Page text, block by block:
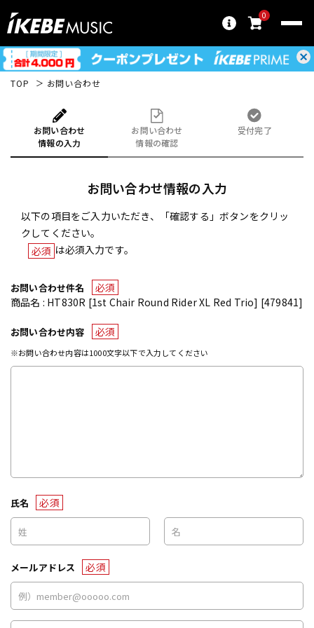
0
TOP お問い合わせ
お問い合わせ
情報の入力
お問い合わせ
情報の確認
受付完了
お問い合わせ情報の入力
以下の項目をご入力いただき、「確認する」ボタンをクリッ
クしてください。
必須 は必須入力です。
お問い合わせ件名
必須
商品名 : HT830R [1st Chair Round Rider XL Red Trio] [479841]
お問い合わせ内容 必須
※お問い合わせ内容は1000文字以下で入力してください
氏名 必須
メールアドレス 必須